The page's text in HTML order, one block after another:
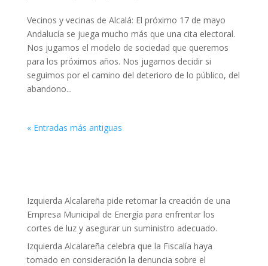
Vecinos y vecinas de Alcalá: El próximo 17 de mayo
Andalucía se juega mucho más que una cita electoral.
Nos jugamos el modelo de sociedad que queremos
para los próximos años. Nos jugamos decidir si
seguimos por el camino del deterioro de lo público, del
abandono...
« Entradas más antiguas
Izquierda Alcalareña pide retomar la creación de una
Empresa Municipal de Energía para enfrentar los
cortes de luz y asegurar un suministro adecuado.
Izquierda Alcalareña celebra que la Fiscalía haya
tomado en consideración la denuncia sobre el